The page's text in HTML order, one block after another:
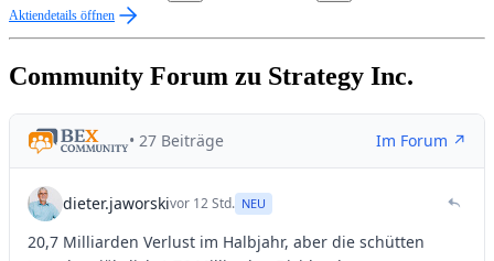
Aktiendetails öffnen
Community Forum zu Strategy Inc.